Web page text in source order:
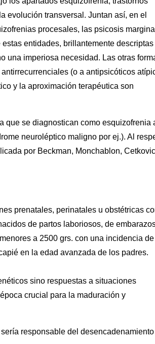
evolución transversal. Juntan así, en el
procesales, las psicosis
entidades, brillantemente descriptas
una imperiosa necesidad. Las otras
(o a antipsicóticos
y la aproximación terapéutica son
que se diagnostican como esquizofrenia
neuroléptico maligno por ej.). Al
por Beckman, Monchablon,
prenatales, perinatales u obstétricas
de partos laboriosos, de
a 2500 grs. con una incidencia de
en la edad avanzada de los padres.
sino respuestas a situaciones
crucial para la maduración y
responsable del desencadenamiento